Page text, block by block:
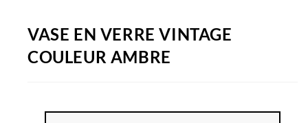
VASE EN VERRE VINTAGE
COULEUR AMBRE